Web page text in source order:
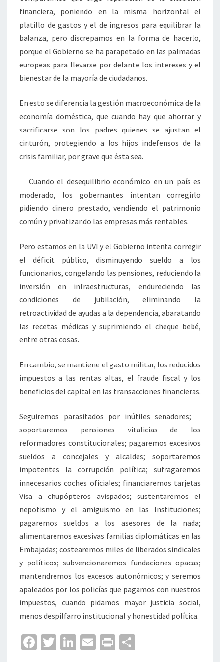
financiera, poniendo en la misma horizontal el
platillo de gastos y el de ingresos para equilibrar la
balanza, pero discrepamos en la forma de hacerlo,
porque el Gobierno se ha parapetado en las palmadas
europeas para llevarse por delante los intereses y el
bienestar de la mayoría de ciudadanos.
En esto se diferencia la gestión macroeconómica de la
economía doméstica, que cuando hay que ahorrar y
sacrificarse son los padres quienes se ajustan el
cinturón, protegiendo a los hijos indefensos de la
crisis familiar, por grave que ésta sea.
Cuando el desequilibrio económico en un país es
moderado, los gobernantes intentan corregirlo
pidiendo dinero prestado, vendiendo el patrimonio
común y privatizando las empresas más rentables.
Pero estamos en la UVI y el Gobierno intenta corregir
el déficit público, disminuyendo sueldo a los
funcionarios, congelando las pensiones, reduciendo la
inversión en infraestructuras, endureciendo las
condiciones de jubilación, eliminando la
retroactividad de ayudas a la dependencia, abaratando
las recetas médicas y suprimiendo el cheque bebé,
entre otras cosas.
En cambio, se mantiene el gasto militar, los reducidos
impuestos a las rentas altas, el fraude fiscal y los
beneficios del capital en las transacciones financieras.
Seguiremos parasitados por inútiles senadores;
soportaremos pensiones vitalicias de los
reformadores constitucionales; pagaremos excesivos
sueldos a concejales y alcaldes; soportaremos
impotentes la corrupción política; sufragaremos
innecesarios coches oficiales; financiaremos tarjetas
Visa a chupópteros avispados; sustentaremos el
nepotismo y el amiguismo en las Instituciones;
pagaremos sueldos a los asesores de la nada;
alimentaremos excesivas familias diplomáticas en las
Embajadas; costearemos miles de liberados sindicales
y políticos; subvencionaremos fundaciones opacas;
mantendremos los excesos autonómicos; y seremos
apaleados por los policías que pagamos con nuestros
impuestos, cuando pidamos mayor justicia social,
menos despilfarro institucional y honestidad política.
Fa T
Li
E
Pr